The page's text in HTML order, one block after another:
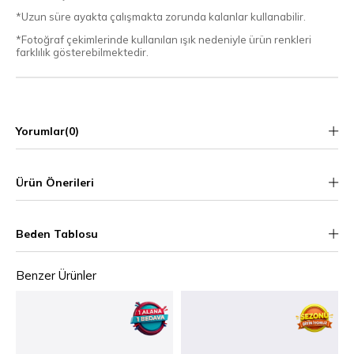
*Uzun süre ayakta çalışmakta zorunda kalanlar kullanabilir.
*Fotoğraf çekimlerinde kullanılan ışık nedeniyle ürün renkleri
farklılık gösterebilmektedir.
Yorumlar(0)
Ürün Önerileri
Beden Tablosu
Benzer Ürünler